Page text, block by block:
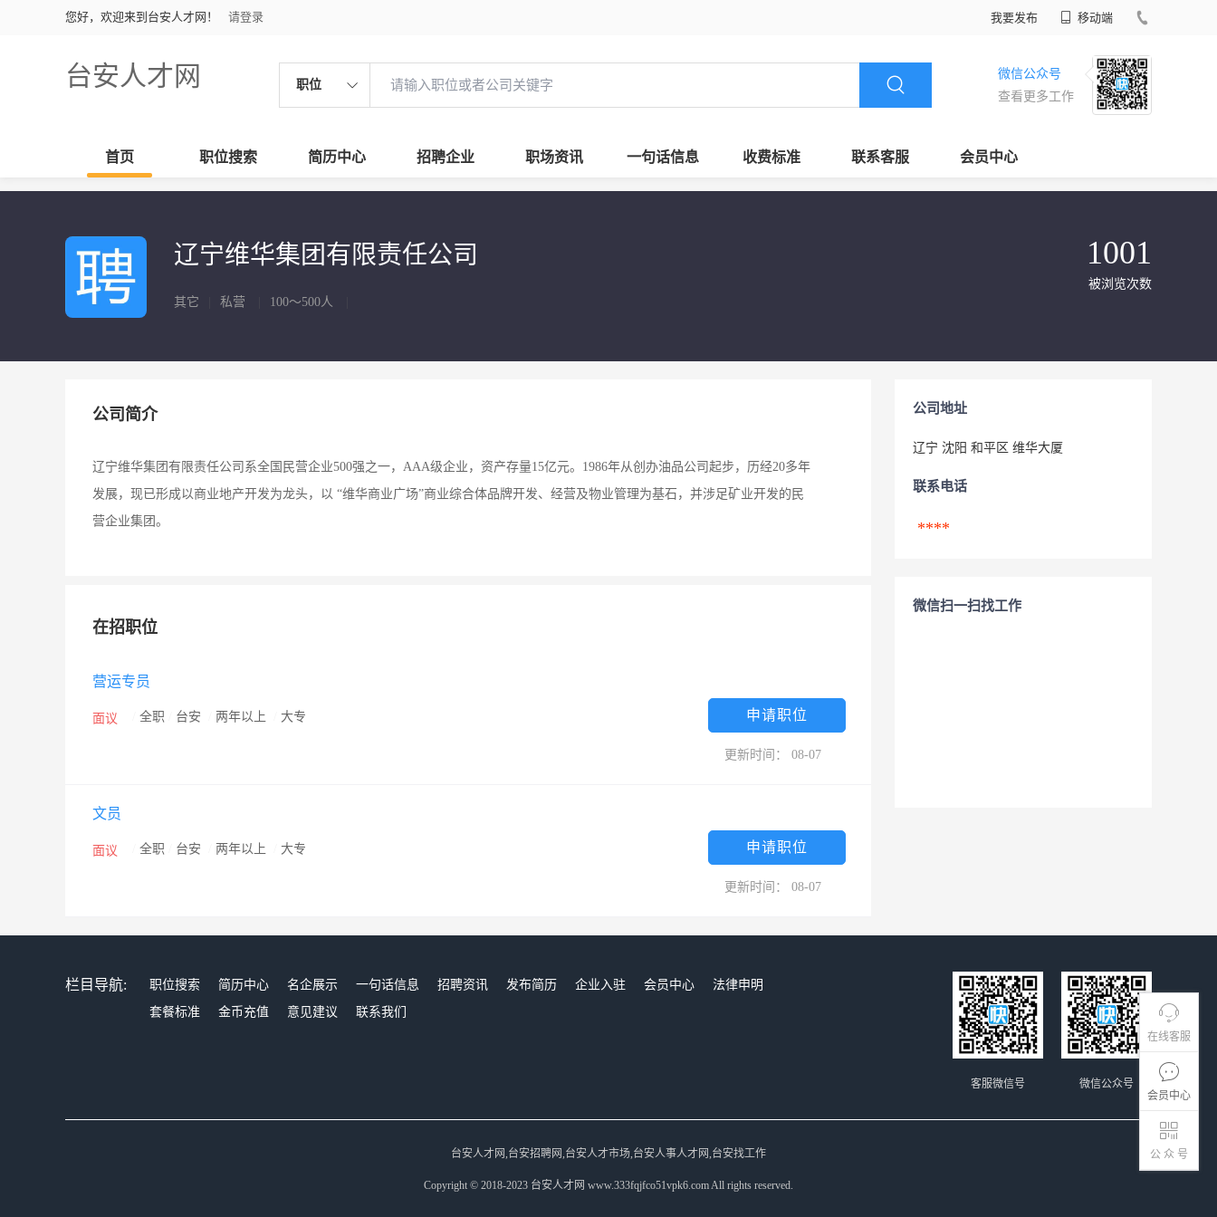
您好，欢迎来到台安人才网！ 请登录 我要发布 移动端
台安人才网 职位
微信公众号
查看更多工作
首页 职位搜索 简历中心 招聘企业 职场资讯 一句话信息 收费标准 联系客服 会员中心
在线客服
会员中心
公 众 号
辽宁维华集团有限责任公司
其它 私营 100～500人
1001
被浏览次数
公司简介
辽宁维华集团有限责任公司系全国民营企业500强之一，AAA级企业，资产存量15亿元。1986年从创办油品公司起步，历经20多年
发展，现已形成以商业地产开发为龙头，以 “维华商业广场”商业综合体品牌开发、经营及物业管理为基石，并涉足矿业开发的民
营企业集团。
在招职位
营运专员
面议 全职 台安 两年以上 大专 申请职位
更新时间： 08-07
文员
面议 全职 台安 两年以上 大专 申请职位
更新时间： 08-07
公司地址
辽宁 沈阳 和平区 维华大厦
联系电话
****
微信扫一扫找工作
栏目导航: 职位搜索 简历中心 名企展示 一句话信息 招聘资讯 发布简历 企业入驻 会员中心
法律申明
套餐标准
金币充值 意见建议 联系我们
微信公众号
客服微信号
台安人才网,台安招聘网,台安人才市场,台安人事人才网,台安找工作
Copyright © 2018-2023 台安人才网 www.333fqjfco51vpk6.com All rights reserved.